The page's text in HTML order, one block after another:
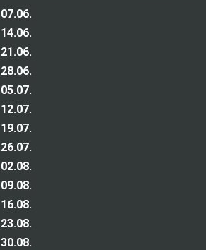
07.06.
14.06.
21.06.
28.06.
05.07.
12.07.
19.07.
26.07.
02.08.
09.08.
16.08.
23.08.
30.08.